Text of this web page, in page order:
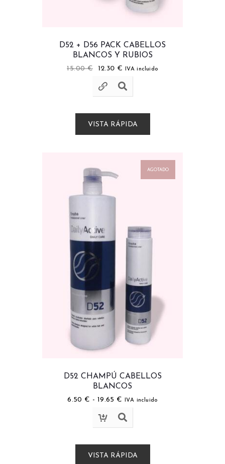
D52 + D56 PACK CABELLOS
BLANCOS Y RUBIOS
15.00€ 12.30 € IVA incluido
VISTA RÁPIDA
AGOTADO
D52 CHAMPÚ CABELLOS
BLANCOS
6.50 € - 19.65 € IVA incluido
VISTA RÁPIDA